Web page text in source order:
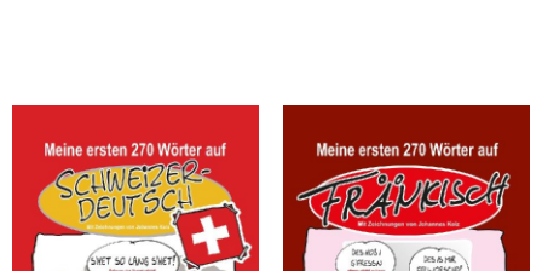
Kolz, Johannes
Meine ersten 270 Wörter auf
Schweizerdeutsch
Kolz, Johannes; Zender, Peter
Meine ersten 270 Wörter auf
Fränkisch